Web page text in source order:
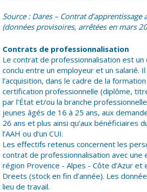
Source : Dares – Contrat
(données provisoires, arrêtées en mars
Contrats de professionnalisation
Le contrat de professionnalisation est
conclu entre un employeur et un salarié.
l’acquisition, dans le cadre de la formation
certification professionnelle (diplôme,
par l’État et/ou la branche
jeunes âgés de 16 à 25 ans, aux
26 ans et plus ainsi qu’aux bénéficiaires
l’AAH ou d’un CUI.
Les effectifs retenus concernent les
contrat de professionnalisation avec une
région Provence - Alpes - Côte d’Azur et
Dreets (stock en fin d’année). Les
lieu de travail.